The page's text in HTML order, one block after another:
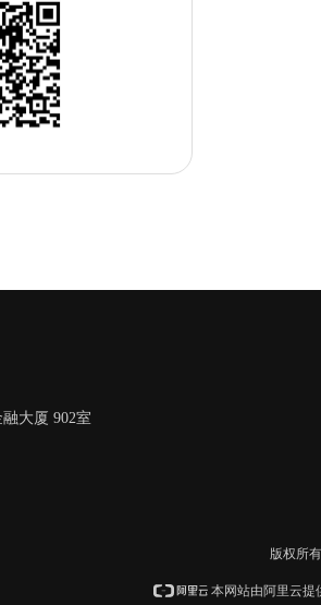
大厦 902室
版权所
本网站由阿里云提